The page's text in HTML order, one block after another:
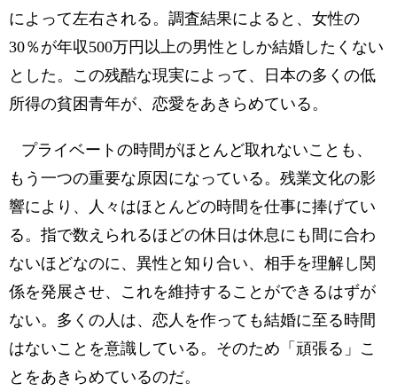
によって左右される。調査結果によると、女性の
30％が年収500万円以上の男性としか結婚したくない
とした。この残酷な現実によって、日本の多くの低
所得の貧困青年が、恋愛をあきらめている。
プライベートの時間がほとんど取れないことも、
もう一つの重要な原因になっている。残業文化の影
響により、人々はほとんどの時間を仕事に捧げてい
る。指で数えられるほどの休日は休息にも間に合わ
ないほどなのに、異性と知り合い、相手を理解し関
係を発展させ、これを維持することができるはずが
ない。多くの人は、恋人を作っても結婚に至る時間
はないことを意識している。そのため「頑張る」こ
とをあきらめているのだ。